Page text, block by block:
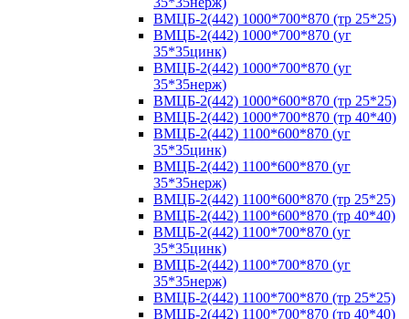
ВМЦБ-2(442) 1000*700*870 (тр 25*25)
ВМЦБ-2(442) 1000*700*870 (уг
35*35цинк)
ВМЦБ-2(442) 1000*700*870 (уг
35*35нерж)
ВМЦБ-2(442) 1000*600*870 (тр 25*25)
ВМЦБ-2(442) 1000*700*870 (тр 40*40)
ВМЦБ-2(442) 1100*600*870 (уг
35*35цинк)
ВМЦБ-2(442) 1100*600*870 (уг
35*35нерж)
ВМЦБ-2(442) 1100*600*870 (тр 25*25)
ВМЦБ-2(442) 1100*600*870 (тр 40*40)
ВМЦБ-2(442) 1100*700*870 (уг
35*35цинк)
ВМЦБ-2(442) 1100*700*870 (уг
35*35нерж)
ВМЦБ-2(442) 1100*700*870 (тр 25*25)
ВМЦБ-2(442) 1100*700*870 (тр 40*40)